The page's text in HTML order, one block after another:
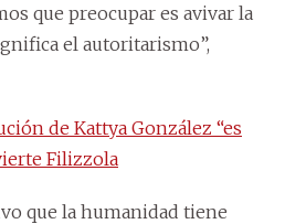
que preocupar es avivar la
el autoritarismo”,
de Kattya González “es
Filizzola
que la humanidad tiene